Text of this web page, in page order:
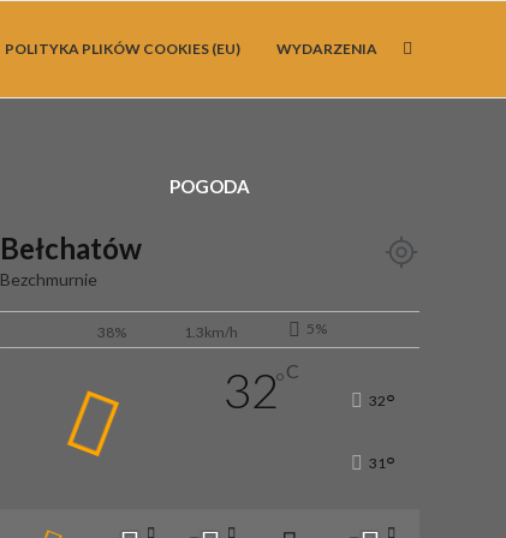
POLITYKA PLIKÓW COOKIES (EU) WYDARZENIA
POGODA
Bełchatów
Bezchmurnie
38% 1.3km/h 5%
32°C
32°
31°